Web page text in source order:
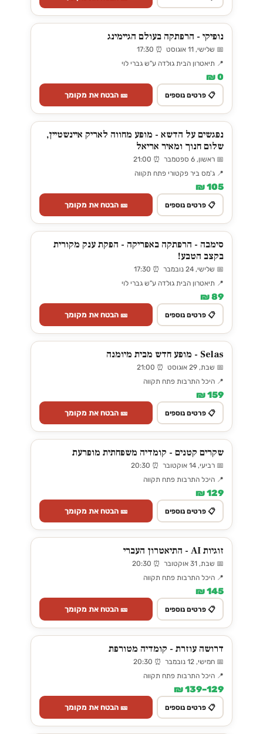
נופיקי - הרפתקה בעולם הגיימינג
📅 שלישי, 11 אוגוסט ⏰ 17:30
📍 תיאטרון הבית גולדה ע"ש גברי לוי
0 ₪
📋 פרטים נוספים 🎫 הבטח את מקומך
נפגשים על הדשא - מופע מחווה לאריק איינשטיין,
שלום חנוך ומאיר אריאל
📅 ראשון, 6 ספטמבר ⏰ 21:00
📍 ג'מס ביר פקטורי פתח תקווה
105 ₪
📋 פרטים נוספים 🎫 הבטח את מקומך
סימבה - הרפתקה באפריקה - הפקת ענק מקורית
בקצב הטבע!
📅 שלישי, 24 נובמבר ⏰ 17:30
📍 תיאטרון הבית גולדה ע"ש גברי לוי
89 ₪
📋 פרטים נוספים 🎫 הבטח את מקומך
Selas - מופע חדש מבית מיומנה
📅 שבת, 29 אוגוסט ⏰ 21:00
📍 היכל התרבות פתח תקווה
159 ₪
📋 פרטים נוספים 🎫 הבטח את מקומך
שקרים קטנים - קומדיה משפחתית מופרעת
📅 רביעי, 14 אוקטובר ⏰ 20:30
📍 היכל התרבות פתח תקווה
129 ₪
📋 פרטים נוספים 🎫 הבטח את מקומך
זוגיות AI - התיאטרון העברי
📅 שבת, 31 אוקטובר ⏰ 20:30
📍 היכל התרבות פתח תקווה
145 ₪
📋 פרטים נוספים 🎫 הבטח את מקומך
דרושה עוזרת - קומדיה מטורפת
📅 חמישי, 12 נובמבר ⏰ 20:30
📍 היכל התרבות פתח תקווה
129–139 ₪
📋 פרטים נוספים 🎫 הבטח את מקומך